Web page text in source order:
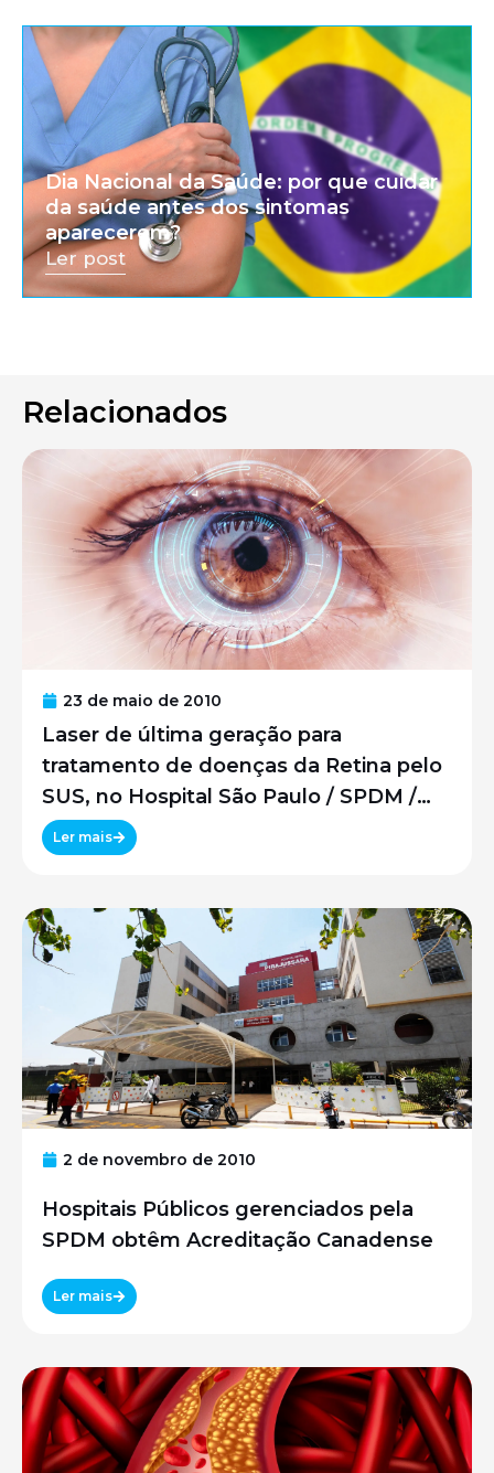
Dia Nacional da Saúde: por que cuidar
da saúde antes dos sintomas
aparecerem?
Ler post
Relacionados
23 de maio de 2010
Laser de última geração para
tratamento de doenças da Retina pelo
SUS, no Hospital São Paulo / SPDM /
UNIFESP
Ler mais
2 de novembro de 2010
Hospitais Públicos gerenciados pela
SPDM obtêm Acreditação Canadense
Ler mais